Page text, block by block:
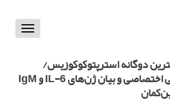
Toggle
دوگانه استرپتوکوکوزیس/
لاکتوکوکوزیس بر ایمنی اختصاصی و بیان ژن‌های IL-6 و IgM